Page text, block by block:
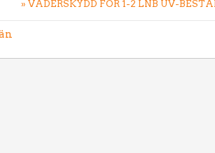
» VÄDERSKYDD FÖR 1-2 LNB UV-